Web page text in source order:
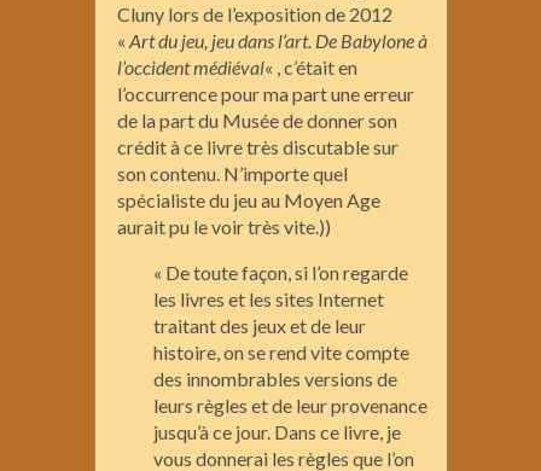
Cluny lors de l’exposition de 2012
« Art du jeu, jeu dans l’art. De Babylone à
l’occident médiéval« , c’était en
l’occurrence pour ma part une erreur
de la part du Musée de donner son
crédit à ce livre très discutable sur
son contenu. N’importe quel
spécialiste du jeu au Moyen Age
aurait pu le voir très vite.))
« De toute façon, si l’on regarde
les livres et les sites Internet
traitant des jeux et de leur
histoire, on se rend vite compte
des innombrables versions de
leurs règles et de leur provenance
jusqu’à ce jour. Dans ce livre, je
vous donnerai les règles que l’on